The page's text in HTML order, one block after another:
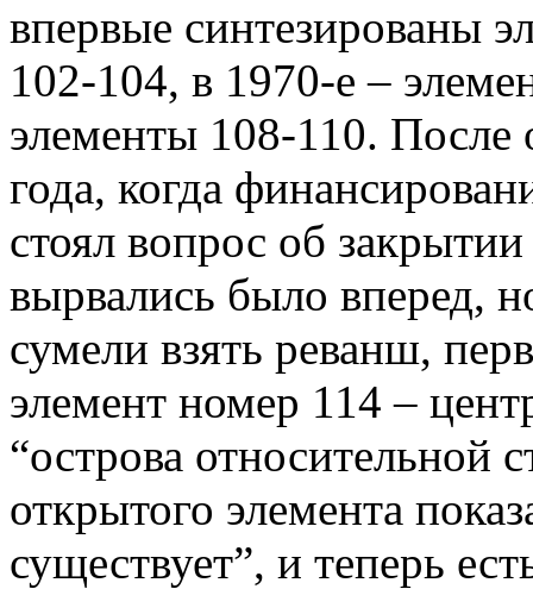
впервые синтезированы
102-104, в 1970-е –
элементы 108-110.
года, когда
стоял вопрос об
вырвались было вперед,
сумели взять реванш,
элемент номер 114 –
“острова относительной
открытого элемента
существует”, и теперь